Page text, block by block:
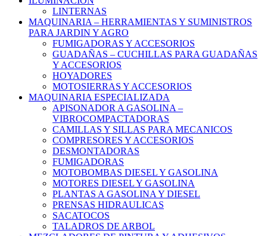
LINTERNAS
MAQUINARIA – HERRAMIENTAS Y SUMINISTROS
PARA JARDIN Y AGRO
FUMIGADORAS Y ACCESORIOS
GUADAÑAS – CUCHILLAS PARA GUADAÑAS
Y ACCESORIOS
HOYADORES
MOTOSIERRAS Y ACCESORIOS
MAQUINARIA ESPECIALIZADA
APISONADOR A GASOLINA –
VIBROCOMPACTADORAS
CAMILLAS Y SILLAS PARA MECANICOS
COMPRESORES Y ACCESORIOS
DESMONTADORAS
FUMIGADORAS
MOTOBOMBAS DIESEL Y GASOLINA
MOTORES DIESEL Y GASOLINA
PLANTAS A GASOLINA Y DIESEL
PRENSAS HIDRAULICAS
SACATOCOS
TALADROS DE ARBOL